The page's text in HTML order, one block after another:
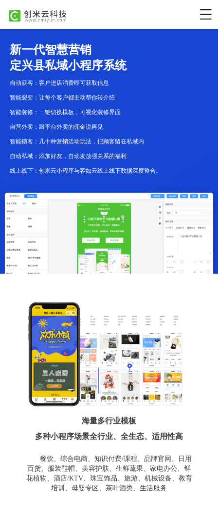
新一代智慧营销
定兴县私域小程序系统
自动获客：客户进店消费即可获取信息
智能裂变：让每个客户都主动帮你转介绍
智能装修：一键切换模板，可视化装修界面
自营外卖：跟平台外卖的佣金说再见
智能锁客：几十种营销活动玩法，把顾客留在私域内
自动私域：添加好友，自动发放强关系的福利
线上线下：创米云小程序与客如云线上线下数据深度整合。
海量多行业模板
多种小程序场景全行业、全生态、适用性高
餐饮、综合电商、知识付费/课程、品牌官网、日用
百货、服装鞋帽、美容护肤、生鲜蔬果、家电办公、鲜
花植物、酒店/KTV、珠宝饰品、旅游、机械设备、教育
培训、母婴专区、茶叶酒类、生活服务